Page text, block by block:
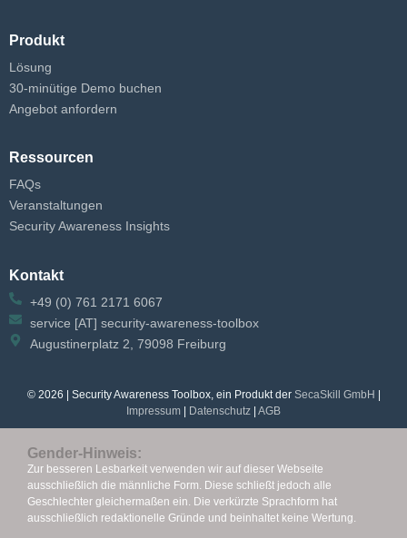
Produkt
Lösung
30-minütige Demo buchen
Angebot anfordern
Ressourcen
FAQs
Veranstaltungen
Security Awareness Insights
Kontakt
+49 (0) 761 2171 6067
service [AT] security-awareness-toolbox
Augustinerplatz 2, 79098 Freiburg
© 2026 | Security Awareness Toolbox, ein Produkt der SecaSkill GmbH |
Impressum | Datenschutz | AGB
Gender-Hinweis:
Zur besseren Lesbarkeit verwenden wir auf dieser Webseite
ausschließlich die männliche Form. Diese schließt jedoch alle
Geschlechter gleichermaßen ein. Die verkürzte Sprachform hat
ausschließlich redaktionelle Gründe und beinhaltet keine Wertung.